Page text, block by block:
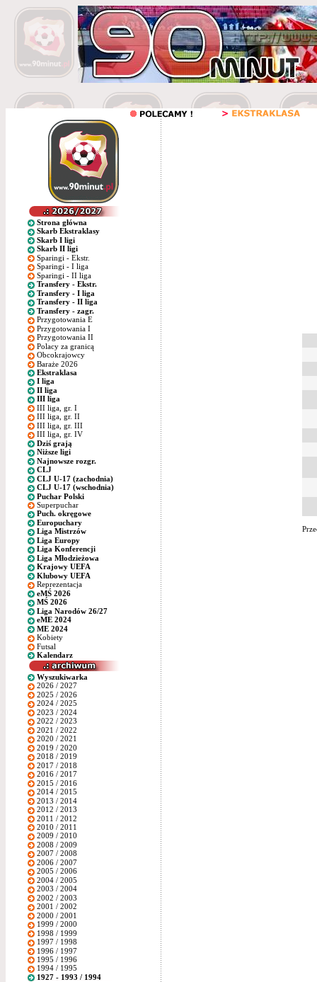
Strona główna
Skarb Ekstraklasy
Skarb I ligi
Skarb II ligi
Sparingi - Ekstr.
Sparingi - I liga
Sparingi - II liga
Transfery - Ekstr.
Transfery - I liga
Transfery - II liga
Transfery - zagr.
Przygotowania E
Przygotowania I
Przygotowania II
Polacy za granicą
Obcokrajowcy
Baraże 2026
Ekstraklasa
I liga
II liga
III liga
III liga, gr. I
III liga, gr. II
III liga, gr. III
III liga, gr. IV
Dziś grają
Niższe ligi
Najnowsze rozgr.
CLJ
CLJ U-17 (zachodnia)
CLJ U-17 (wschodnia)
Puchar Polski
Superpuchar
Puch. okręgowe
Europuchary
Liga Mistrzów
Liga Europy
Liga Konferencji
Liga Młodzieżowa
Krajowy UEFA
Klubowy UEFA
Reprezentacja
eMŚ 2026
MŚ 2026
Liga Narodów 26/27
eME 2024
ME 2024
Kobiety
Futsal
Kalendarz
Wyszukiwarka
2026 / 2027
2025 / 2026
2024 / 2025
2023 / 2024
2022 / 2023
2021 / 2022
2020 / 2021
2019 / 2020
2018 / 2019
2017 / 2018
2016 / 2017
2015 / 2016
2014 / 2015
2013 / 2014
2012 / 2013
2011 / 2012
2010 / 2011
2009 / 2010
2008 / 2009
2007 / 2008
2006 / 2007
2005 / 2006
2004 / 2005
2003 / 2004
2002 / 2003
2001 / 2002
2000 / 2001
1999 / 2000
1998 / 1999
1997 / 1998
1996 / 1997
1995 / 1996
1994 / 1995
1927 - 1993 / 1994